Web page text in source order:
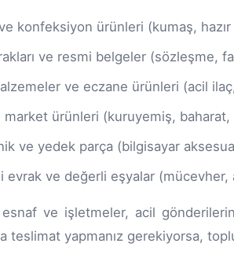
konfeksiyon ürünleri (kumaş,
ve resmi belgeler (sözleşme,
ve eczane ürünleri (acil
market ürünleri (kuruyemiş,
ve yedek parça (bilgisayar
evrak ve değerli eşyalar (mücevher,
ve işletmeler, acil
teslimat yapmanız gerekiyorsa,